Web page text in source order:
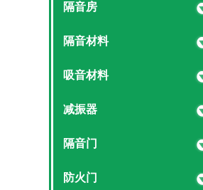
隔音房
隔音材料
吸音材料
减振器
隔音门
防火门